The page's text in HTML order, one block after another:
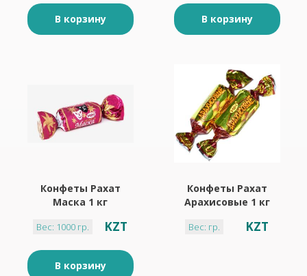
В корзину В корзину
Конфеты Рахат
Маска 1 кг
Вес: 1000 гр. KZT
В корзину
Конфеты Рахат
Арахисовые 1 кг
Вес: гр. KZT